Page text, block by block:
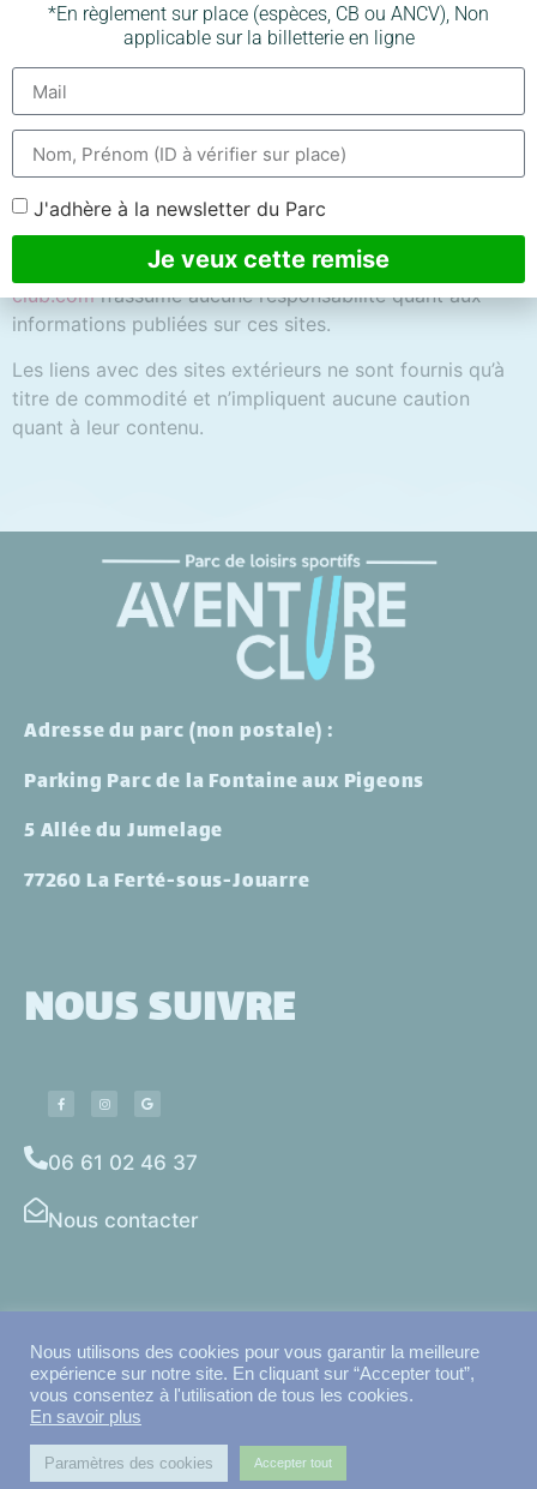
www.aventure-club.comutilise quelques cookies pour
mémoriser les préférences de votre profil, sans retenir
aucune autre donnée masquée.
LIENS
Les sites reliés directement ou indirectement au
sitewww.aventure-club.comne sont pas sous son
contrôle. En conséquence,www.aventure-
club.comn’assume aucune responsabilité quant aux
informations publiées sur ces sites.
Les liens avec des sites extérieurs ne sont fournis qu’à
titre de commodité et n’impliquent aucune caution
quant à leur contenu.
Adresse du parc (non postale) :
Parking Parc de la Fontaine aux Pigeons
5 Allée du Jumelage
77260 La Ferté-sous-Jouarre
NOUS SUIVRE
06 61 02 46 37
Nous contacter
Conditions générales de vente
Politique de confidentialité
© Tous droits réservés
Fait avec
par Aventure Club
Nous utilisons des cookies pour vous garantir la meilleure
expérience sur notre site. En cliquant sur “Accepter tout”,
vous consentez à l'utilisation de tous les cookies.
En savoir plus
Paramètres des cookies Accepter tout
*En règlement sur place (espèces, CB ou ANCV), Non
applicable sur la billetterie en ligne
J'adhère à la newsletter du Parc
Je veux cette remise